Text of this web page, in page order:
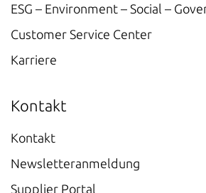
ESG – Environment – Social –
Customer Service Center
Karriere
Kontakt
Kontakt
Newsletteranmeldung
Supplier Portal